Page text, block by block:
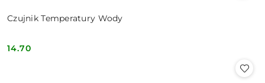
Czujnik Temperatury Wody
Cena:
14.70